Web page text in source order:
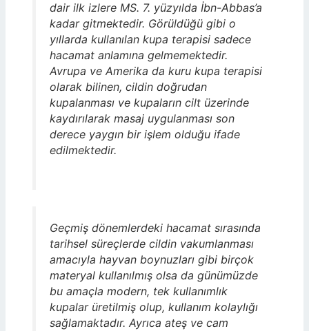
dair ilk izlere MS. 7. yüzyılda İbn-Abbas’a
kadar gitmektedir. Görüldüğü gibi o
yıllarda kullanılan kupa terapisi sadece
hacamat anlamına gelmemektedir.
Avrupa ve Amerika da kuru kupa terapisi
olarak bilinen, cildin doğrudan
kupalanması ve kupaların cilt üzerinde
kaydırılarak masaj uygulanması son
derece yaygın bir işlem olduğu ifade
edilmektedir.
Geçmiş dönemlerdeki hacamat sırasında
tarihsel süreçlerde cildin vakumlanması
amacıyla hayvan boynuzları gibi birçok
materyal kullanılmış olsa da günümüzde
bu amaçla modern, tek kullanımlık
kupalar üretilmiş olup, kullanım kolaylığı
sağlamaktadır. Ayrıca ateş ve cam